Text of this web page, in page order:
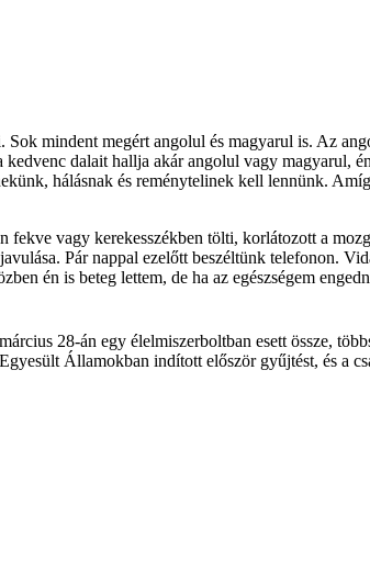
mindent megért angolul és magyarul is. Az
dalait hallja akár angolul vagy magyarul,
hálásnak és reménytelinek kell lennünk.
fekve vagy kerekesszékben tölti, korlátozott a
Pár nappal ezelőtt beszéltünk telefonon.
én is beteg lettem, de ha az egészségem
28-án egy élelmiszerboltban esett össze,
Államokban indított először gyűjtést, és a